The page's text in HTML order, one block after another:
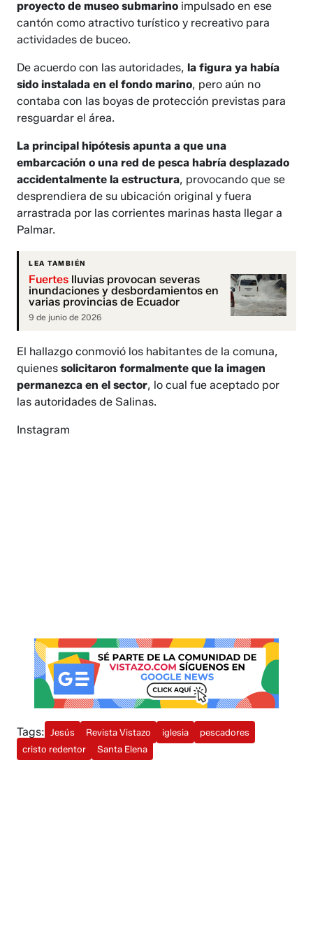
proyecto de museo submarino impulsado en ese
cantón como atractivo turístico y recreativo para
actividades de buceo.
De acuerdo con las autoridades, la figura ya había
sido instalada en el fondo marino, pero aún no
contaba con las boyas de protección previstas para
resguardar el área.
La principal hipótesis apunta a que una
embarcación o una red de pesca habría desplazado
accidentalmente la estructura, provocando que se
desprendiera de su ubicación original y fuera
arrastrada por las corrientes marinas hasta llegar a
Palmar.
LEA TAMBIÉN
Fuertes lluvias provocan severas
inundaciones y desbordamientos en
varias provincias de Ecuador
9 de junio de 2026
El hallazgo conmovió los habitantes de la comuna,
quienessolicitaron formalmente que la imagen
permanezca en el sector, lo cual fue aceptado por
las autoridades de Salinas.
Instagram
Tags: Jesús Revista Vistazo iglesia
pescadores
cristo redentor
Santa Elena